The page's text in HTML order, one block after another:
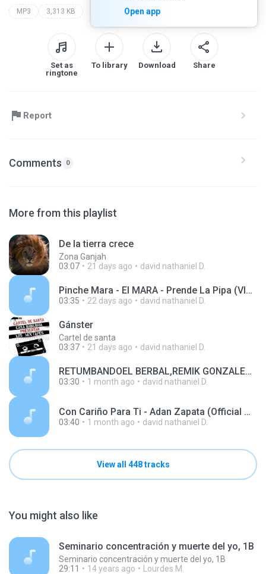
Open app
MP3 3,313 KB
Set as
ringtone
To library Download Share
Report
Comments 0
More from this playlist
De la tierra crece
Zona Ganjah
03:07
21 days ago david nathaniel D.
Pinche Mara - El MARA - Prende La Pipa (VIDEO OFICIAL)_1769390980661.mp3
03:35 22 days ago david nathaniel D.
Gánster
Cartel de santa
03:37
21 days ago david nathaniel D.
RETUMBANDOEL BERBAL,REMIK GONZALEZ LA 4 VERDE--e54a55d5b7b285f83c5c7399065cbea3.mp3
03:30 1 month ago david nathaniel D.
Con Cariño Para Ti - Adan Zapata (Official Music Video) Recuerdos_1769407934673.mp3
03:40 1 month ago david nathaniel D.
View all 448 tracks
You might also like
Seminario concentración y muerte del yo, 1B
Seminario concentración y muerte del yo, 1B
29:11
14 years ago Lourdes M.